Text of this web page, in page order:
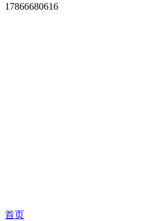
17866680616
首页